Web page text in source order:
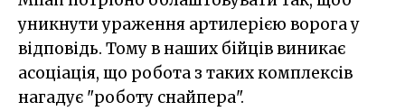
уникнути ураження артилерією ворога у
відповідь. Тому в наших бійців виникає
асоціація, що робота з таких комплексів
нагадує "роботу снайпера".